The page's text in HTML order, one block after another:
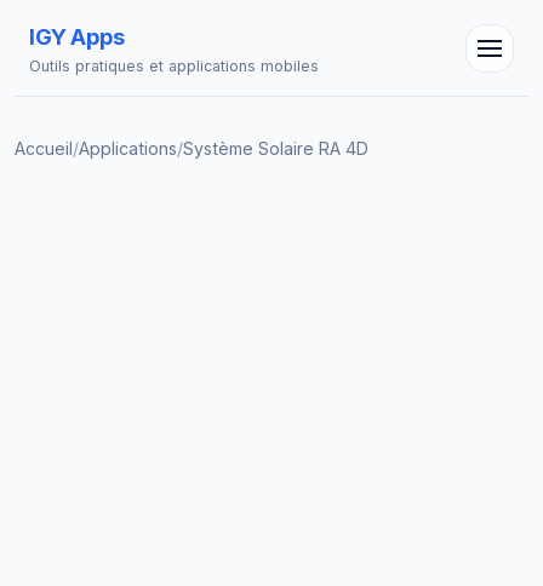
IGY Apps
Outils pratiques et applications mobiles
Accueil/Applications/Système Solaire RA 4D